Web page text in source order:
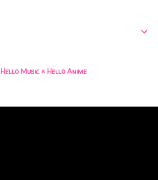
Hello Music × Hello Anime